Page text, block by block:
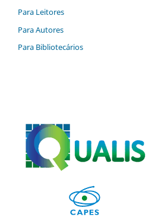
Para Leitores
Para Autores
Para Bibliotecários